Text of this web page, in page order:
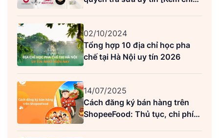
02/10/2024
Tổng hợp 10 địa chỉ học pha
chế tại Hà Nội uy tín 2026
14/07/2025
Cách đăng ký bán hàng trên
ShopeeFood: Thủ tục, chi phí